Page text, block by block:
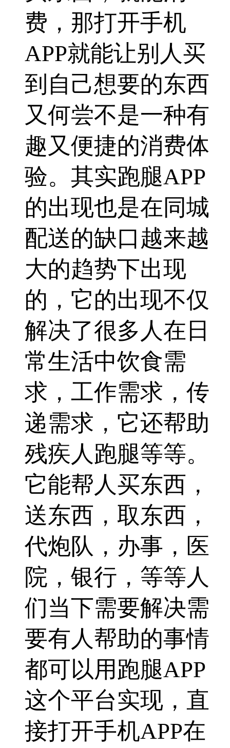
费，那打开手机
APP就能让别人买
到自己想要的东西
又何尝不是一种有
趣又便捷的消费体
验。其实跑腿APP
的出现也是在同城
配送的缺口越来越
大的趋势下出现
的，它的出现不仅
解决了很多人在日
常生活中饮食需
求，工作需求，传
递需求，它还帮助
残疾人跑腿等等。
它能帮人买东西，
送东西，取东西，
代炮队，办事，医
院，银行，等等人
们当下需要解决需
要有人帮助的事情
都可以用跑腿APP
这个平台实现，直
接打开手机APP在